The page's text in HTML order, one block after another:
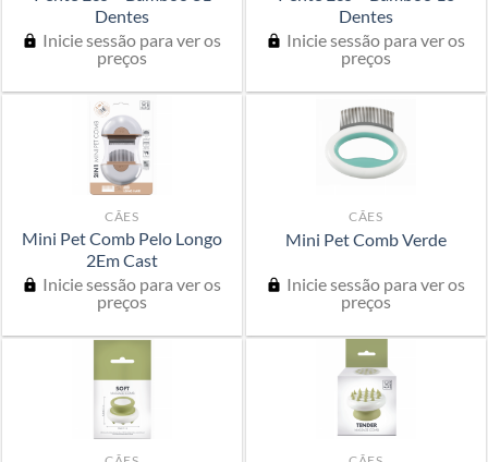
Dentes
Inicie sessão para ver os
preços
Dentes
Inicie sessão para ver os
preços
CÃES
Mini Pet Comb Pelo Longo
2Em Cast
Inicie sessão para ver os
preços
CÃES
Mini Pet Comb Verde
Inicie sessão para ver os
preços